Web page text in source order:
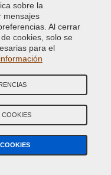
TL2
AC10812
sobre la
mensajes
Al cerrar
cookies, solo se
para el
COOKIES